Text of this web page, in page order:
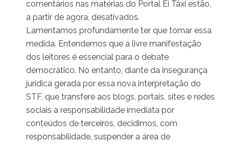
comentários nas matérias do Portal Ei Táxi estão,
a partir de agora, desativados.
Lamentamos profundamente ter que tomar essa
medida. Entendemos que a livre manifestação
dos leitores é essencial para o debate
democrático. No entanto, diante da insegurança
jurídica gerada por essa nova interpretação do
STF, que transfere aos blogs, portais, sites e redes
sociais a responsabilidade imediata por
conteúdos de terceiros, decidimos, com
responsabilidade, suspender a área de